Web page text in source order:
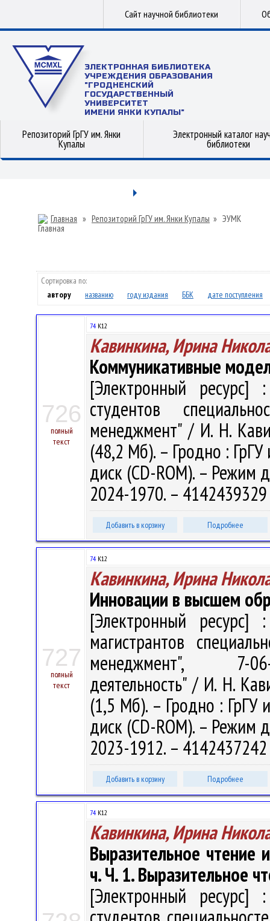
Сайт научной библиотеки
ЭЛЕКТРОННАЯ БИБЛИОТЕКА
УЧРЕЖДЕНИЯ ОБРАЗОВАНИЯ
"ГРОДНЕНСКИЙ
ГОСУДАРСТВЕННЫЙ
УНИВЕРСИТЕТ
ИМЕНИ ЯНКИ КУПАЛЫ"
Репозиторий ГрГУ им. Янки
Купалы
Электронный каталог
библиотеки
Главная » Репозиторий ГрГУ им. Янки Купалы » ЭУМК
Сортировка по:
автору
названию году издания ББК дате поступления
726
полный
текст
74 К12
Кавинкина, Ирина
Коммуникативные
[Электронный ресурс]
студентов
менеджмент" / И. Н.
(48,2 Мб). – Гродно :
диск (CD-ROM). – Режим
2024-1970. –
Добавить в корзину Подробнее
727
полный
текст
74 К12
Кавинкина, Ирина
Инновации в высшем
[Электронный ресурс]
магистрантов
менеджмент", 7-06-
деятельность" / И. Н.
(1,5 Мб). – Гродно : ГрГУ
диск (CD-ROM). – Режим
2023-1912. –
Добавить в корзину Подробнее
74 К12
Кавинкина, Ирина
Выразительное чтение
ч. Ч. 1. Выразительное
[Электронный ресурс]